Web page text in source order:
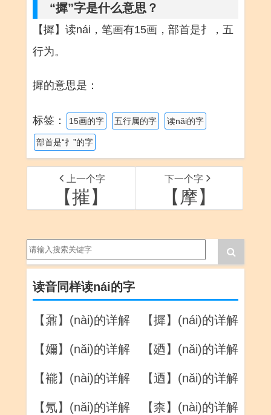
“摨”字是什么意思？
【摨】读nái，笔画有15画，部首是扌，五
行为。
摨的意思是：
标签： 15画的字 五行属的字 读nǎi的字
部首是“扌”的字
上一个字
【摧】
下一个字
【摩】
读音同样读nái的字
【鼐】(nài)的详解 【摨】(nái)的详解
【嬭】(nǎi)的详解 【廼】(nǎi)的详解
【褦】(nài)的详解 【迺】(nǎi)的详解
【氖】(nǎi)的详解 【柰】(nài)的详解